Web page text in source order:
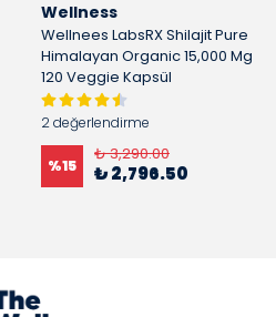
Wellness
Wellnees LabsRX Shilajit Pure
Himalayan Organic 15,000 Mg
120 Veggie Kapsül
2 değerlendirme
%15
₺ 3,290.00
₺ 2,796.50